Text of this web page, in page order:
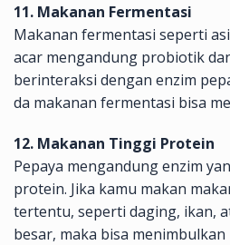
11. Makanan Fermentasi
Makanan fermentasi seperti
acar mengandung probiotik
berinteraksi dengan enzim
da makanan fermentasi bisa
12. Makanan Tinggi Protein
Pepaya mengandung enzim
protein. Jika kamu makan
tertentu, seperti daging, ikan,
besar, maka bisa